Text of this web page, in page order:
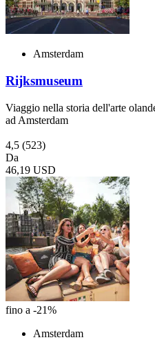
Amsterdam
Rijksmuseum
Viaggio nella storia dell'arte
ad Amsterdam
4,5 (523)
Da
46,19 USD
fino a -21%
Amsterdam